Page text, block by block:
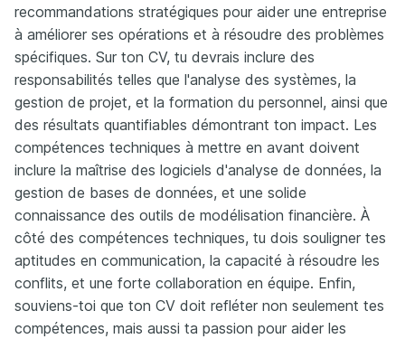
recommandations stratégiques pour aider une entreprise
à améliorer ses opérations et à résoudre des problèmes
spécifiques. Sur ton CV, tu devrais inclure des
responsabilités telles que l'analyse des systèmes, la
gestion de projet, et la formation du personnel, ainsi que
des résultats quantifiables démontrant ton impact. Les
compétences techniques à mettre en avant doivent
inclure la maîtrise des logiciels d'analyse de données, la
gestion de bases de données, et une solide
connaissance des outils de modélisation financière. À
côté des compétences techniques, tu dois souligner tes
aptitudes en communication, la capacité à résoudre les
conflits, et une forte collaboration en équipe. Enfin,
souviens-toi que ton CV doit refléter non seulement tes
compétences, mais aussi ta passion pour aider les